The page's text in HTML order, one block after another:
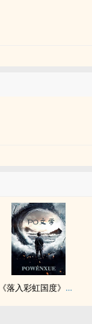
《落入彩虹国度》穿越+西幻+言情